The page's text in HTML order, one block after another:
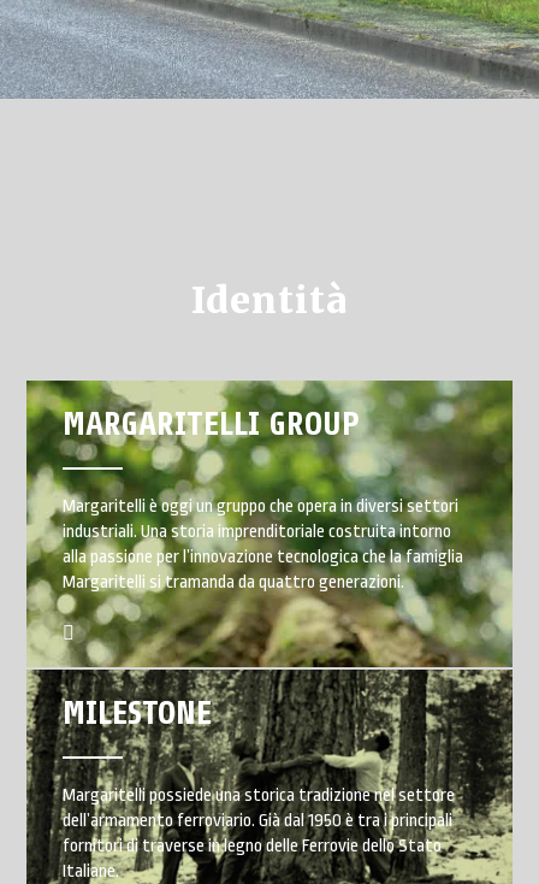
Identità
MARGARITELLI GROUP
Margaritelli è oggi un gruppo che opera in diversi settori
industriali. Una storia imprenditoriale costruita intorno
alla passione per l’innovazione tecnologica che la famiglia
Margaritelli si tramanda da quattro generazioni.
MILESTONE
Margaritelli possiede una storica tradizione nel settore
dell’armamento ferroviario. Già dal 1950 è tra i principali
fornitori di traverse in legno delle Ferrovie dello Stato
Italiane.